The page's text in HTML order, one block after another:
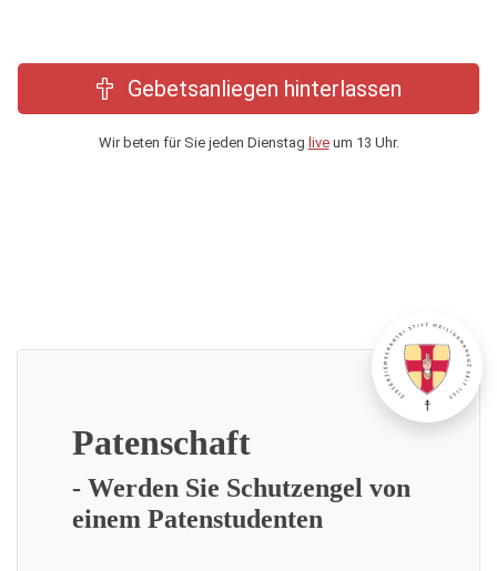
Gebetsanliegen hinterlassen
Wir beten für Sie jeden Dienstag liveum 13 Uhr.
Patenschaft
- Werden Sie Schutzengel von
einem Patenstudenten